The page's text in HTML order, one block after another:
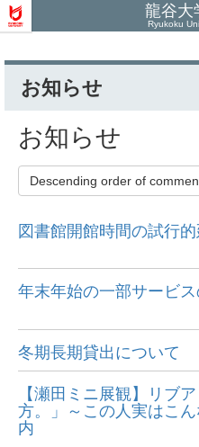
龍谷大
Ryukoku
お知らせ
お知らせ
Descending order of
図書館開館時間の試行
年末年始の一部サービ
冬期長期貸出について
【瀬田ミニ展観】リブ
方。」～この人実はこ
内